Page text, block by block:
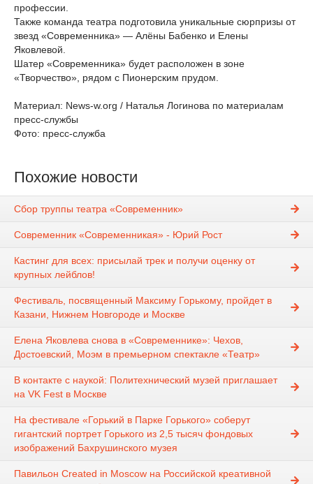
профессии.
Также команда театра подготовила уникальные сюрпризы от
звезд «Современника» — Алёны Бабенко и Елены
Яковлевой.
Шатер «Современника» будет расположен в зоне
«Творчество», рядом с Пионерским прудом.
Материал: News-w.org / Наталья Логинова по материалам
пресс-службы
Фото: пресс-служба
Похожие новости
Сбор труппы театра «Современник»
Современник «Современникая» - Юрий Рост
Кастинг для всех: присылай трек и получи оценку от
крупных лейблов!
Фестиваль, посвященный Максиму Горькому, пройдет в
Казани, Нижнем Новгороде и Москве
Елена Яковлева снова в «Современнике»: Чехов,
Достоевский, Моэм в премьерном спектакле «Театр»
В контакте с наукой: Политехнический музей приглашает
на VK Fest в Москве
На фестивале «Горький в Парке Горького» соберут
гигантский портрет Горького из 2,5 тысяч фондовых
изображений Бахрушинского музея
Павильон Created in Moscow на Российской креативной